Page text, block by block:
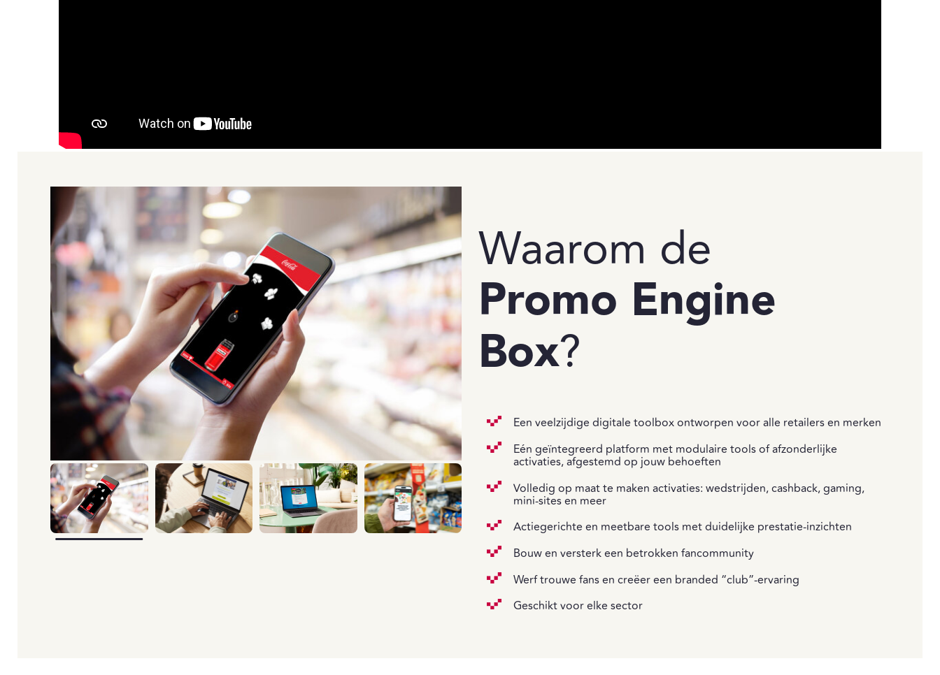
Waarom de
Promo Engine
Box?
Een veelzijdige digitale toolbox ontworpen voor alle retailers en merken
Eén geïntegreerd platform met modulaire tools of afzonderlijke
activaties, afgestemd op jouw behoeften
Volledig op maat te maken activaties: wedstrijden, cashback, gaming,
mini-sites en meer
Actiegerichte en meetbare tools met duidelijke prestatie-inzichten
Bouw en versterk een betrokken fancommunity
Werf trouwe fans en creëer een branded “club”-ervaring
Geschikt voor elke sector